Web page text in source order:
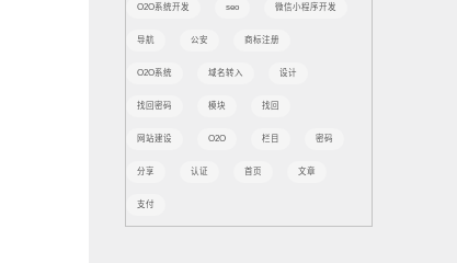
O2O系统开发 seo 微信小程序开发
导航 公安 商标注册
O2O系统 域名转入 设计
找回密码 模块 找回
网站建设 O2O 栏目 密码
分享 认证 首页 文章
支付